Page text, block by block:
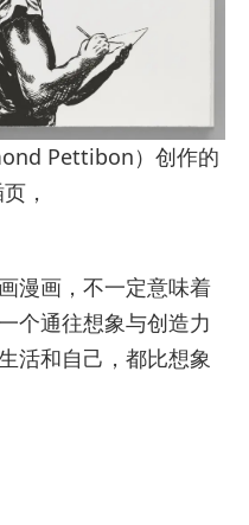
Pettibon）创作的
，
画，不一定意味着
个通往想象与创造力
和自己，都比想象